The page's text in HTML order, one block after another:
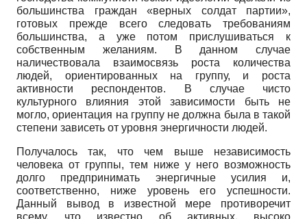
большинства граждан «верных солдат партии»,
готовых прежде всего следовать требованиям
большинства, а уже потом прислушиваться к
собственным желаниям. В данном случае
наличествовала взаимосвязь роста количества
людей, ориентированных на группу, и роста
активности респондентов. В случае чисто
культурного влияния этой зависимости быть не
могло, ориентация на группу не должна была в такой
степени зависеть от уровня энергичности людей.
Получалось так, что чем выше независимость
человека от группы, тем ниже у него возможность
долго предпринимать энергичные усилия и,
соответственно, ниже уровень его успешности.
Данный вывод в известной мере противоречит
всему, что известно об активных, высоко